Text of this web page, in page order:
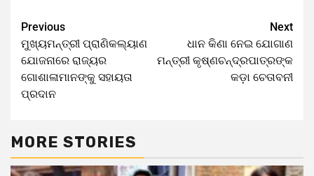
Previous
ମୁଖ୍ୟମନ୍ତ୍ରୀ ପ୍ରାଣିକଲ୍ୟାଣ
ଯୋଜନାରେ ରାଜ୍ୟର
ଗୋଶାଳାମାନଙ୍କୁ ସହାୟତା
ପ୍ରଦାନ
Next
ଧାନ କିଣା ନେଇ ଯୋଗାଣ
ମନ୍ତ୍ରୀ କୃଷ୍ଣଚନ୍ଦ୍ରପାତ୍ରଙ୍କ
କଡ଼ା ଚେତାବନୀ
MORE STORIES